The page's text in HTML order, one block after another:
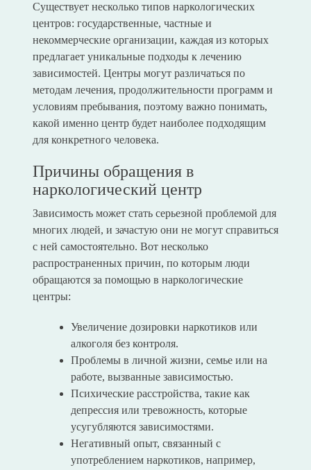
Существует несколько типов наркологических
центров: государственные, частные и
некоммерческие организации, каждая из которых
предлагает уникальные подходы к лечению
зависимостей. Центры могут различаться по
методам лечения, продолжительности программ и
условиям пребывания, поэтому важно понимать,
какой именно центр будет наиболее подходящим
для конкретного человека.
Причины обращения в
наркологический центр
Зависимость может стать серьезной проблемой для
многих людей, и зачастую они не могут справиться
с ней самостоятельно. Вот несколько
распространенных причин, по которым люди
обращаются за помощью в наркологические
центры:
Увеличение дозировки наркотиков или
алкоголя без контроля.
Проблемы в личной жизни, семье или на
работе, вызванные зависимостью.
Психические расстройства, такие как
депрессия или тревожность, которые
усугубляются зависимостями.
Негативный опыт, связанный с
употреблением наркотиков, например,